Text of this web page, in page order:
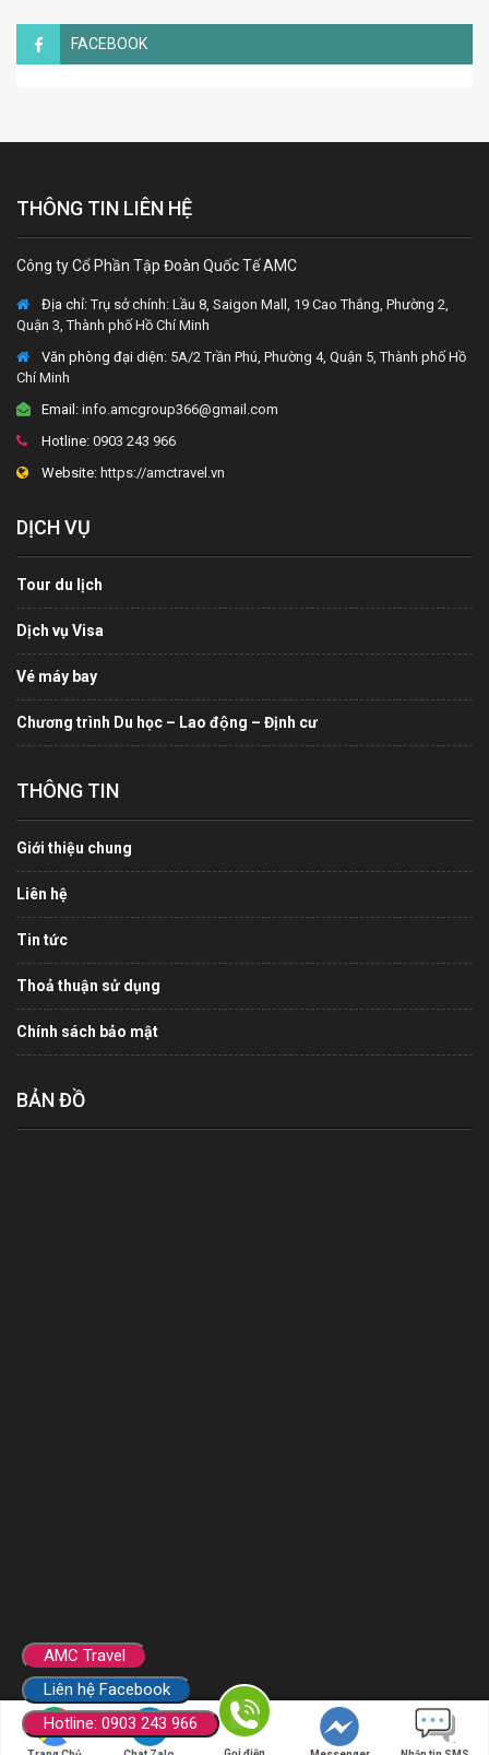
FACEBOOK
THÔNG TIN LIÊN HỆ
Công ty Cổ Phần Tập Đoàn Quốc Tế AMC
Địa chỉ:Trụ sở chính: Lầu 8, Saigon Mall, 19 Cao Thắng, Phường 2,
Quận 3, Thành phố Hồ Chí Minh
Văn phòng đại diện: 5A/2 Trần Phú, Phường 4, Quận 5, Thành phố Hồ
Chí Minh
Email: info.amcgroup366@gmail.com
Hotline: 0903 243 966
Website: https://amctravel.vn
DỊCH VỤ
Tour du lịch
Dịch vụ Visa
Vé máy bay
Chương trình Du học – Lao động – Định cư
THÔNG TIN
Giới thiệu chung
Liên hệ
Tin tức
Thoả thuận sử dụng
Chính sách bảo mật
BẢN ĐỒ
Copyright © 2020 AMC GROUP
AMC Travel
Liên hệ Facebook
Hotline: 0903 243 966